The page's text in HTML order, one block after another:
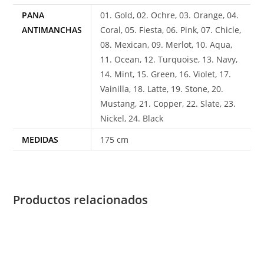
PANA
ANTIMANCHAS
01. Gold, 02. Ochre, 03. Orange, 04.
Coral, 05. Fiesta, 06. Pink, 07. Chicle,
08. Mexican, 09. Merlot, 10. Aqua,
11. Ocean, 12. Turquoise, 13. Navy,
14. Mint, 15. Green, 16. Violet, 17.
Vainilla, 18. Latte, 19. Stone, 20.
Mustang, 21. Copper, 22. Slate, 23.
Nickel, 24. Black
MEDIDAS
175 cm
Productos relacionados